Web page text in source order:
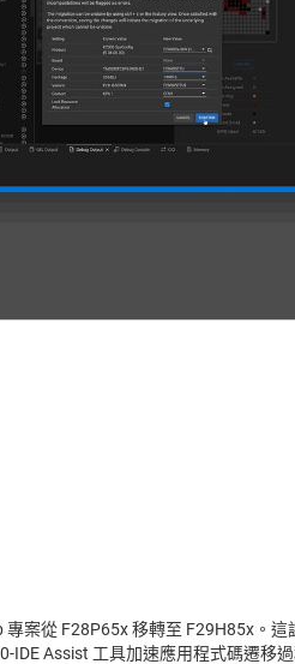
案從 F28P65x 移轉至 F29H85x。這
Assist 工具加速應用程式碼遷移過